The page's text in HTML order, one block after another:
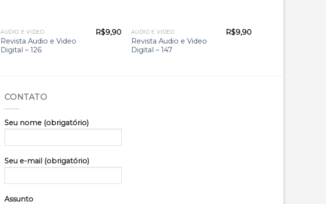
AUDIO E VIDEO
Revista Audio e Video
Digital – 126
R$9,90 AUDIO E VIDEO
Revista Audio e Video
Digital – 147
R$9,90
CONTATO
Seu nome (obrigatório)
Seu e-mail (obrigatório)
Assunto